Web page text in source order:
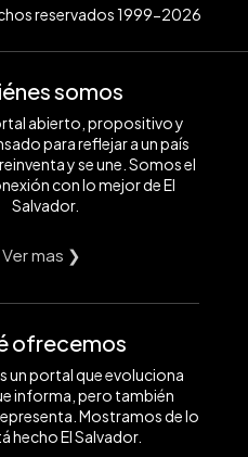
reservados 1999-2026
somos
abierto, propositivo y
para reflejar a un país
y se une. Somos el
con lo mejor de El
Salvador.
Ver mas ❯
ofrecemos
un portal que evoluciona
informa, pero también
Mostramos de lo
hecho El Salvador.